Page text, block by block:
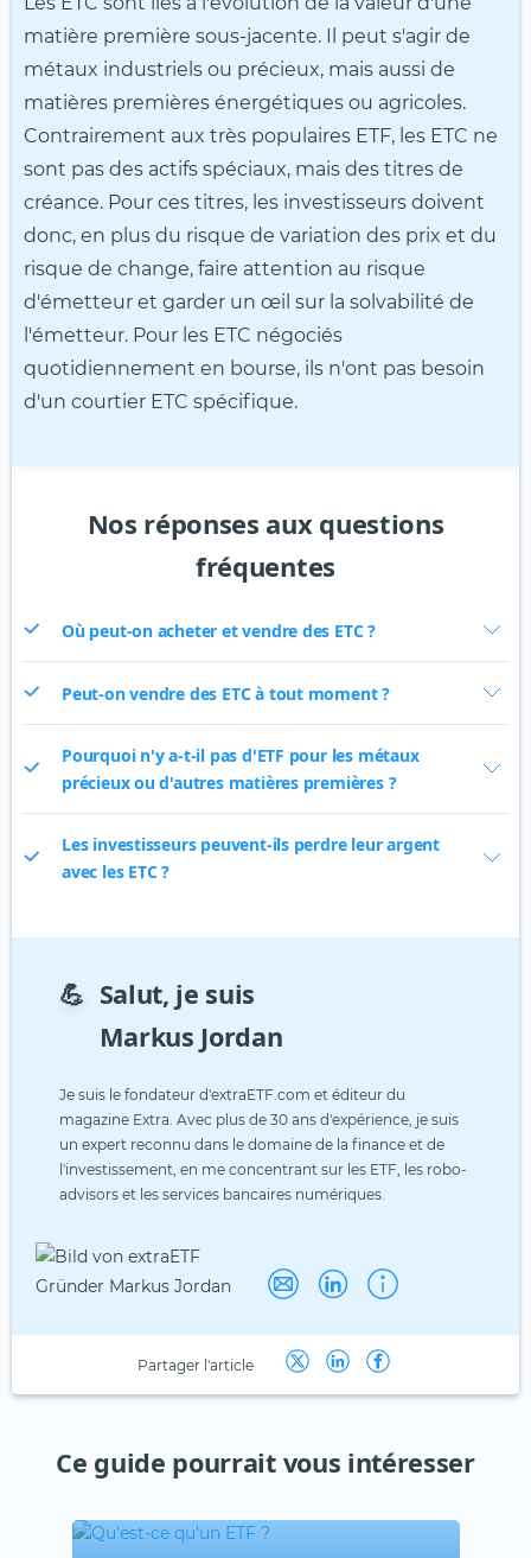
matière première sous-jacente. Il peut s'agir de
métaux industriels ou précieux, mais aussi de
matières premières énergétiques ou agricoles.
Contrairement aux très populaires ETF, les ETC ne
sont pas des actifs spéciaux, mais des titres de
créance. Pour ces titres, les investisseurs doivent
donc, en plus du risque de variation des prix et du
risque de change, faire attention au risque
d'émetteur et garder un œil sur la solvabilité de
l'émetteur. Pour les ETC négociés
quotidiennement en bourse, ils n'ont pas besoin
d'un courtier ETC spécifique.
Nos réponses aux questions
fréquentes
Où peut-on acheter et vendre des ETC ?
Peut-on vendre des ETC à tout moment ?
Pourquoi n'y a-t-il pas d'ETF pour les métaux
précieux ou d'autres matières premières ?
Les investisseurs peuvent-ils perdre leur argent
avec les ETC ?
💪 Salut, je suis
Markus Jordan
Je suis le fondateur d'extraETF.com et éditeur du
magazine Extra. Avec plus de 30 ans d'expérience, je suis
un expert reconnu dans le domaine de la finance et de
l'investissement, en me concentrant sur les ETF, les robo-
advisors et les services bancaires numériques.
Partager l'article
Ce guide pourrait vous intéresser